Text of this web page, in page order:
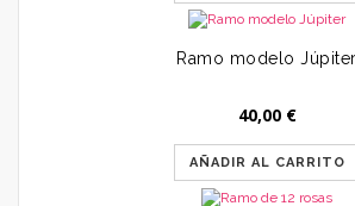
Ramo modelo Júpiter
40,00 €
AÑADIR AL CARRITO